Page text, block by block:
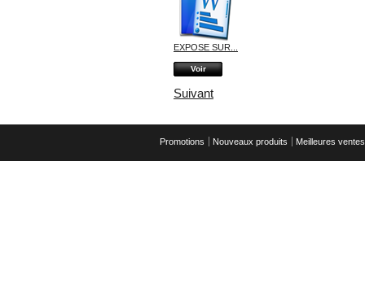
EXPOSE SUR...
Voir
Suivant
Promotions Nouveaux produits Meilleures ventes